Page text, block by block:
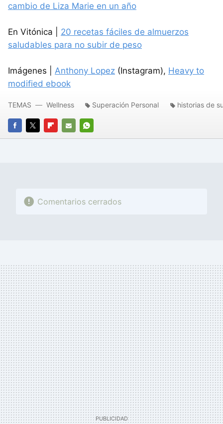
cambio de Liza Marie en un año
En Vitónica | 20 recetas fáciles de almuerzos
saludables para no subir de peso
Imágenes | Anthony Lopez (Instagram), Heavy to
modified ebook
FACEBOOK
TWITTERFLIPBOARD
E-
WHATSAPP
TEMAS Wellness Superación Personal historias de
Comentarios cerrados